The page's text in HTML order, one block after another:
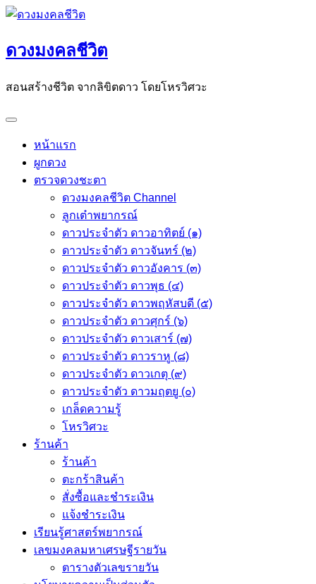
Skip
content
ดวงมงคลชีวิต
สอนสร้างชีวิต จากลิขิตดาว โดยโหรวิศวะ
หน้าแรก
ผูกดวง
ตรวจดวงชะตา
ดวงมงคลชีวิต Channel
ลูกเต๋าพยากรณ์
ดาวประจำตัว ดาวอาทิตย์ (๑)
ดาวประจำตัว ดาวจันทร์ (๒)
ดาวประจำตัว ดาวอังคาร (๓)
ดาวประจำตัว ดาวพุธ (๔)
ดาวประจำตัว ดาวพฤหัสบดี (๕)
ดาวประจำตัว ดาวศุกร์ (๖)
ดาวประจำตัว ดาวเสาร์ (๗)
ดาวประจำตัว ดาวราหู (๘)
ดาวประจำตัว ดาวเกตุ (๙)
ดาวประจำตัว ดาวมฤตยู (๐)
เกล็ดความรู้
โหรวิศวะ
ร้านค้า
ร้านค้า
ตะกร้าสินค้า
สั่งซื้อและชำระเงิน
แจ้งชำระเงิน
เรียนรู้ศาสตร์พยากรณ์
เลขมงคลมหาเศรษฐีรายวัน
ตารางตัวเลขรายวัน